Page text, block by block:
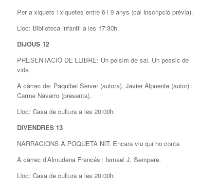
Per a xiquets i xiquetes entre 6 i 9 anys (cal inscripció prèvia).
Lloc: Biblioteca infantil a les 17:30h.
DIJOUS 12
PRESENTACIÓ DE LLIBRE: Un polsim de sal. Un pessic de
vida
A càrrec de: Paquibel Server (autora), Javier Alpuente (autor) i
Carme Navarro (presenta).
Lloc: Casa de cultura a les 20:00h.
DIVENDRES 13
NARRACIONS A POQUETA NIT: Encara viu qui ho conta
A càrrec d’Almudena Francés i Ismael J. Sempere.
Lloc: Casa de cultura a les 20:00h.